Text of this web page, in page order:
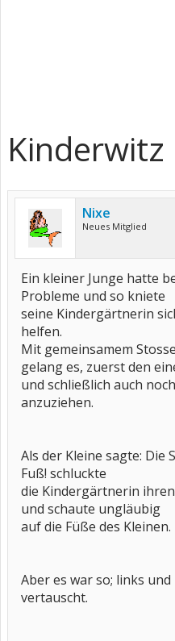
Kinderwitz
Nixe
Neues Mitglied
Ein kleiner Junge hatte
Probleme und so kniete
seine Kindergärtnerin
helfen.
Mit gemeinsamem
gelang es, zuerst den
und schließlich auch
anzuziehen.
Als der Kleine sagte: Die
Fuß! schluckte
die Kindergärtnerin
und schaute ungläubig
auf die Füße des Kleinen.
Aber es war so; links
vertauscht.